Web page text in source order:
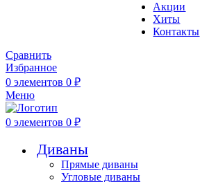
Акции
Хиты
Контакты
Сравнить
Избранное
0 элементов 0 ₽
Меню
0 элементов 0 ₽
Диваны
Прямые диваны
Угловые диваны